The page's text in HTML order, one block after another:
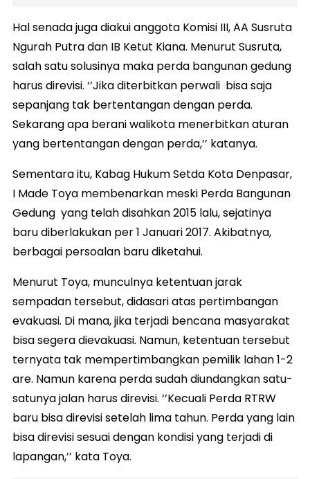
Hal senada juga diakui anggota Komisi III, AA Susruta
Ngurah Putra dan IB Ketut Kiana. Menurut Susruta,
salah satu solusinya maka perda bangunan gedung
harus direvisi. ‘’Jika diterbitkan perwali bisa saja
sepanjang tak bertentangan dengan perda.
Sekarang apa berani walikota menerbitkan aturan
yang bertentangan dengan perda,’’ katanya.
Sementara itu, Kabag Hukum Setda Kota Denpasar,
I Made Toya membenarkan meski Perda Bangunan
Gedung yang telah disahkan 2015 lalu, sejatinya
baru diberlakukan per 1 Januari 2017. Akibatnya,
berbagai persoalan baru diketahui.
Menurut Toya, munculnya ketentuan jarak
sempadan tersebut, didasari atas pertimbangan
evakuasi. Di mana, jika terjadi bencana masyarakat
bisa segera dievakuasi. Namun, ketentuan tersebut
ternyata tak mempertimbangkan pemilik lahan 1-2
are. Namun karena perda sudah diundangkan satu-
satunya jalan harus direvisi. ‘’Kecuali Perda RTRW
baru bisa direvisi setelah lima tahun. Perda yang lain
bisa direvisi sesuai dengan kondisi yang terjadi di
lapangan,’’ kata Toya.